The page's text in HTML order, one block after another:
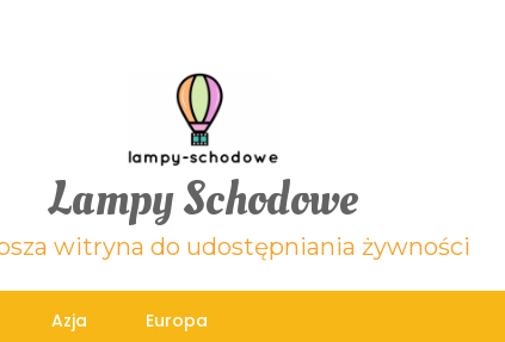
Lampy Schodowe
witryna do udostępniania żywności
Azja Europa